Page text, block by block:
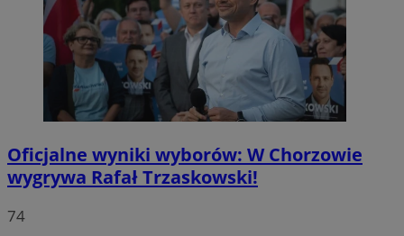
Oficjalne wyniki wyborów: W Chorzowie
wygrywa Rafał Trzaskowski!
74